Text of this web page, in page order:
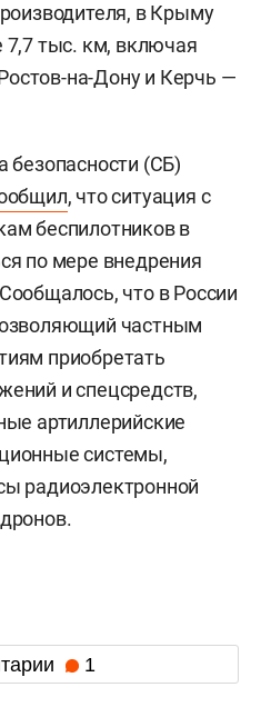
в Крыму
7,7 тыс. км, включая
на-Дону и Керчь —
безопасности (СБ)
, что ситуация с
беспилотников в
по мере внедрения
что в России
частным
приобретать
и спецсредств,
артиллерийские
системы,
радиоэлектронной
1